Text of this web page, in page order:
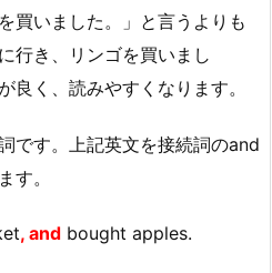
買いました。」と言うよりも
行き、リンゴを買いまし
良く、読みやすくなります。
です。上記英文を接続詞のand
す。
, and bought apples.